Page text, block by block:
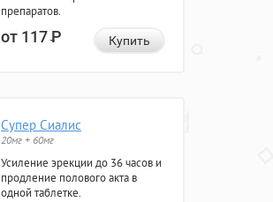
препаратов.
от 117Р Купить
Супер Сиалис
20мг + 60мг
Усиление эрекции до 36 часов и
продление полового акта в
одной таблетке.